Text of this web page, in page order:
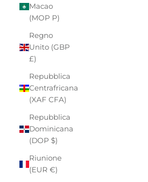
Macao
(MOP P)
Regno
Unito (GBP
£)
Repubblica
Centrafricana
(XAF CFA)
Repubblica
Dominicana
(DOP $)
Riunione
(EUR €)